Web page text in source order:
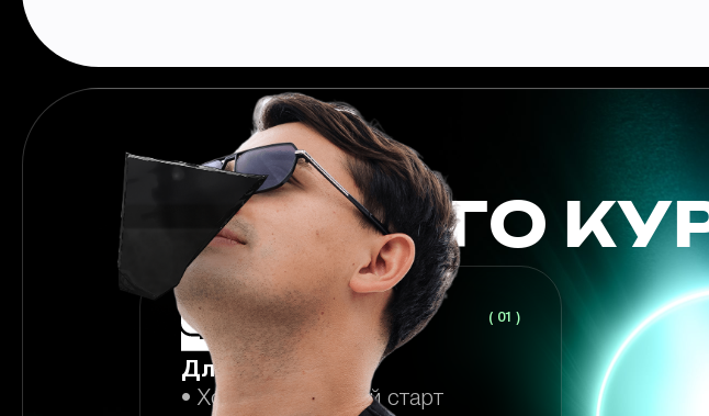
ДЛЯ КОГО
( 01 )
Для новачків:
• Хочеш зрозумілий старт